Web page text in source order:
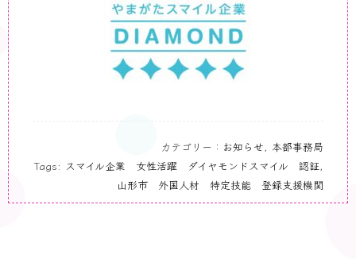
カテゴリー： お知らせ, 本部事務局
Tags: スマイル企業 女性活躍 ダイヤモンドスマイル 認証,
山形市 外国人材 特定技能 登録支援機関